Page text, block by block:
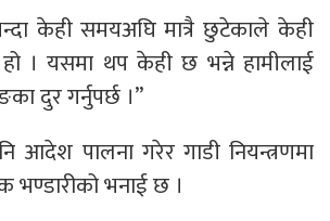
केही समयअघि मात्रै छुटेकाले केही
। यसमा थप केही छ भन्ने हामीलाई
दुर गर्नुपर्छ ।”
आदेश पालना गरेर गाडी नियन्त्रणमा
भण्डारीको भनाई छ ।